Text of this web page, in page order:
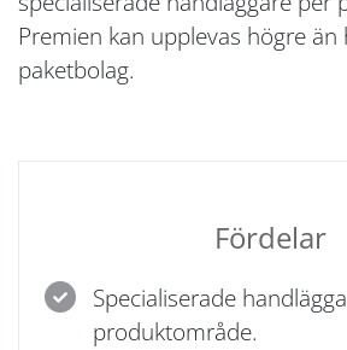
Premien kan upplevas högre än
paketbolag.
Fördelar
Specialiserade
produktområde.